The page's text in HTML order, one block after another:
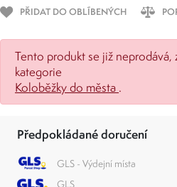
PŘIDAT DO OBLÍBENÝCH
Tento produkt se již neprodává,
kategorie
Koloběžky do města .
Předpokládané doručení
GLS - Výdejní místa
GLS